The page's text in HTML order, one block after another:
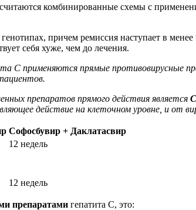
комбинированные схемы с
причем ремиссия наступает в
себя хуже, чем до лечения.
С применяются прямые противовирусные
препаратов прямого действия является
действие на клеточном уровне, и от
Софосбувир + Даклатасвир
12 недель
12 недель
препаратами гепатита С, это: